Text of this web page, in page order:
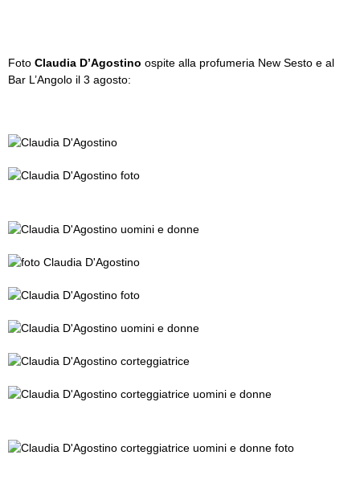
Foto Claudia D’Agostino ospite alla profumeria New Sesto e al
Bar L’Angolo il 3 agosto: